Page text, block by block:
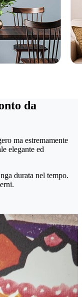
da
ma estremamente
elegante ed
durata nel tempo.